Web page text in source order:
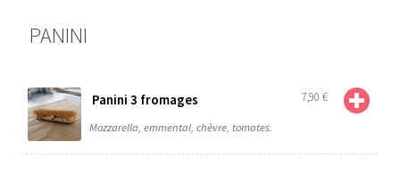
PANINI
Panini 3 fromages
Mozzarella, emmental, chèvre, tomates.
7,90€